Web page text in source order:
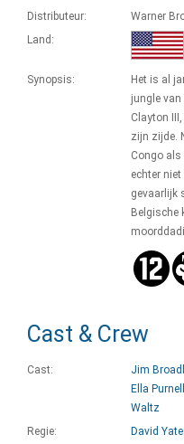
Distributeur:
Warner
Land:
Synopsis:
Het is al
jungle
Clayton
zijn zijde.
Congo
echter
gevaarlijk
Belgische
Cast & Crew
Cast: Jim
Ella Purnell
Waltz
Regie:
David